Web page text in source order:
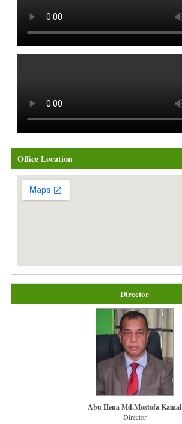
Office Location
Director
Abu Hena Md.Mostofa Kamal
Director